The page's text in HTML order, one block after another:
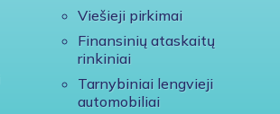
Viešieji pirkimai
Finansinių ataskaitų
rinkiniai
Tarnybiniai lengvieji
automobiliai